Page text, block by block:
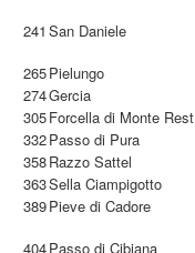
241 San Daniele
265Pielungo
274Gercia
305Forcella di Monte Rest
332Passo di Pura
358Razzo Sattel
363Sella Ciampigotto
389Pieve di Cadore
404Passo di Cibiana